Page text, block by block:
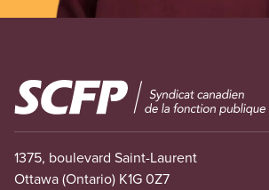
Image
1375, boulevard Saint-Laurent
Ottawa (Ontario) K1G 0Z7